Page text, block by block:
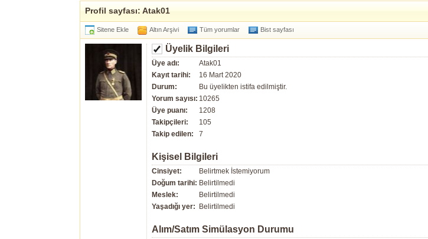
Profil sayfası: Atak01
Sitene Ekle Altın Arşivi Tüm yorumlar Bist sayfası
Üyelik Bilgileri
Üye adı:
Atak01
Kayıt tarihi:
16 Mart 2020
Durum:
Bu üyelikten istifa edilmiştir.
Yorum sayısı: 10265
Üye puanı:
1208
Takipçileri:
105
Takip edilen:
7
Kişisel Bilgileri
Cinsiyet:
Belirtmek İstemiyorum
Doğum tarihi: Belirtilmedi
Meslek:
Belirtilmedi
Yaşadığı yer:
Belirtilmedi
Alım/Satım Simülasyon Durumu